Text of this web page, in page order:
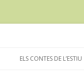
ELS CONTES DE L’ESTIU